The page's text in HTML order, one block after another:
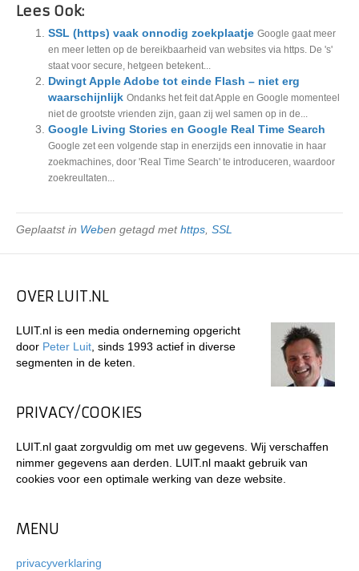
Lees Ook:
SSL (https) vaak onnodig zoekplaatje Google gaat meer
en meer letten op de bereikbaarheid van websites via https. De 's'
staat voor secure, hetgeen betekent...
Dwingt Apple Adobe tot einde Flash – niet erg
waarschijnlijk Ondanks het feit dat Apple en Google momenteel
niet de grootste vrienden zijn, gaan zij wel samen op in de...
Google Living Stories en Google Real Time Search
Google zet een volgende stap in enerzijds een innovatie in haar
zoekmachines, door 'Real Time Search' te introduceren, waardoor
zoekreultaten...
Geplaatst in Weben getagd methttps SSL
OVER LUIT.NL
LUIT.nl is een media onderneming opgericht
door Peter Luit , sinds 1993 actief in diverse
segmenten in de keten.
PRIVACY/COOKIES
LUIT.nl gaat zorgvuldig om met uw gegevens. Wij verschaffen
nimmer gegevens aan derden. LUIT.nl maakt gebruik van
cookies voor een optimale werking van deze website.
MENU
privacyverklaring